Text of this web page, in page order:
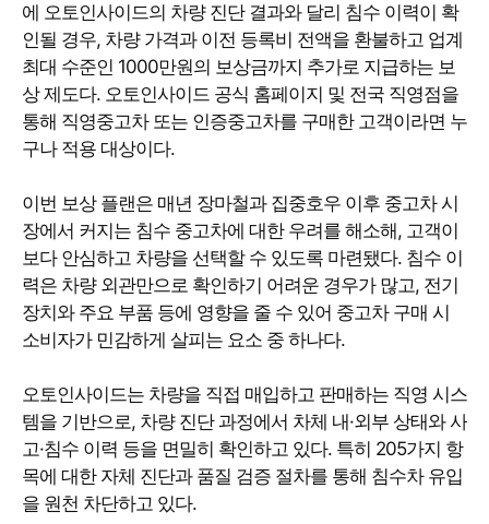
에 오토인사이드의 차량 진단 결과와 달리 침수 이력이 확
인될 경우, 차량 가격과 이전 등록비 전액을 환불하고 업계
최대 수준인 1000만원의 보상금까지 추가로 지급하는 보
상 제도다. 오토인사이드 공식 홈페이지 및 전국 직영점을
통해 직영중고차 또는 인증중고차를 구매한 고객이라면 누
구나 적용 대상이다.
이번 보상 플랜은 매년 장마철과 집중호우 이후 중고차 시
장에서 커지는 침수 중고차에 대한 우려를 해소해, 고객이
보다 안심하고 차량을 선택할 수 있도록 마련됐다. 침수 이
력은 차량 외관만으로 확인하기 어려운 경우가 많고, 전기
장치와 주요 부품 등에 영향을 줄 수 있어 중고차 구매 시
소비자가 민감하게 살피는 요소 중 하나다.
오토인사이드는 차량을 직접 매입하고 판매하는 직영 시스
템을 기반으로, 차량 진단 과정에서 차체 내·외부 상태와 사
고·침수 이력 등을 면밀히 확인하고 있다. 특히 205가지 항
목에 대한 자체 진단과 품질 검증 절차를 통해 침수차 유입
을 원천 차단하고 있다.